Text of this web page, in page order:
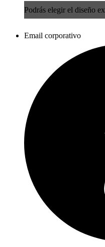
Podrás elegir el diseño
Email corporativo